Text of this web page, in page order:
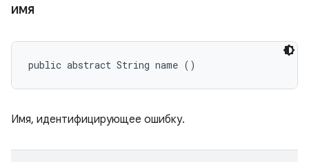
имя
public abstract String name ()
Имя, идентифицирующее ошибку.